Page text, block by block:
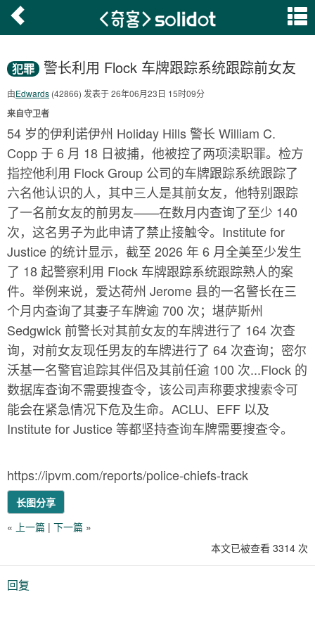
犯罪 警长利用 Flock 车牌跟踪系统跟踪前女友
由Edwards (42866) 发表于 26年06月23日 15时09分
来自守卫者
54 岁的伊利诺伊州 Holiday Hills 警长 William C.
Copp 于 6 月 18 日被捕，他被控了两项渎职罪。检方
指控他利用 Flock Group 公司的车牌跟踪系统跟踪了
六名他认识的人，其中三人是其前女友，他特别跟踪
了一名前女友的前男友——在数月内查询了至少 140
次，这名男子为此申请了禁止接触令。Institute for
Justice 的统计显示，截至 2026 年 6 月全美至少发生
了 18 起警察利用 Flock 车牌跟踪系统跟踪熟人的案
件。举例来说，爱达荷州 Jerome 县的一名警长在三
个月内查询了其妻子车牌逾 700 次；堪萨斯州
Sedgwick 前警长对其前女友的车牌进行了 164 次查
询，对前女友现任男友的车牌进行了 64 次查询；密尔
沃基一名警官追踪其伴侣及其前任逾 100 次...Flock 的
数据库查询不需要搜查令，该公司声称要求搜索令可
能会在紧急情况下危及生命。ACLU、EFF 以及
Institute for Justice 等都坚持查询车牌需要搜查令。
https://ipvm.com/reports/police-chiefs-track
长图分享
« 上一篇 | 下一篇 »
本文已被查看 3314 次
回复